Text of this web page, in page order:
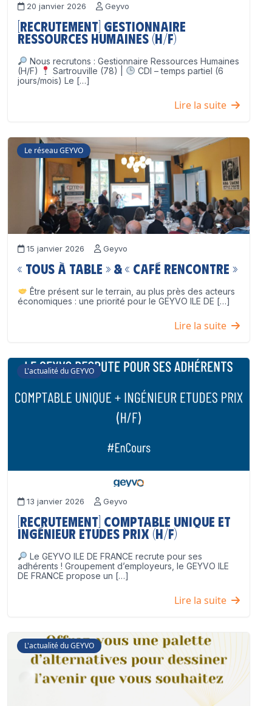
20 janvier 2026 Geyvo
[Recrutement] Gestionnaire
Ressources Humaines (H/F)
Nous recrutons : Gestionnaire Ressources Humaines
(H/F)
Sartrouville (78) |
CDI – temps partiel (6
jours/mois) Le […]
Lire la suite
Le réseau GEYVO
15 janvier 2026 Geyvo
« Tous à table » & « Café Rencontre »
Être présent sur le terrain, au plus près des acteurs
économiques : une priorité pour le GEYVO ILE DE […]
Lire la suite
L'actualité du GEYVO
13 janvier 2026 Geyvo
[Recrutement] Comptable unique et
Ingénieur Etudes Prix (H/F)
Le GEYVO ILE DE FRANCE recrute pour ses
adhérents ! Groupement d’employeurs, le GEYVO ILE
DE FRANCE propose un […]
Lire la suite
L'actualité du GEYVO